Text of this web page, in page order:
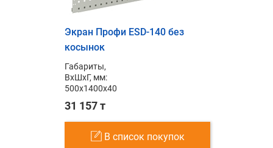
Экран Профи ESD-140 без
косынок
Габариты,
ВxШxГ, мм:
500x1400x40
31 157 т
В список покупок